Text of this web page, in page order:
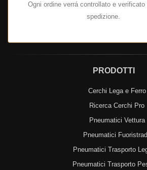
Ogni ordine verrá controllato e verificato
spedizione.
PRODOTTI
Cerchi Lega e Ferro
Ricerca Cerchi Pro
Pneumatici Vettura
Pneumatici
Pneumatici Trasporto
Pneumatici Trasporto